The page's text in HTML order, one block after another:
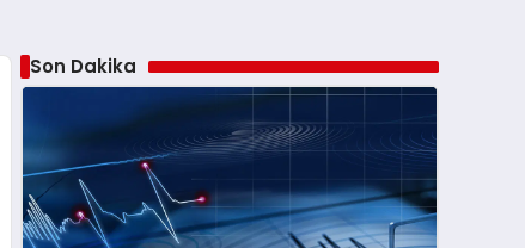
Son Dakika